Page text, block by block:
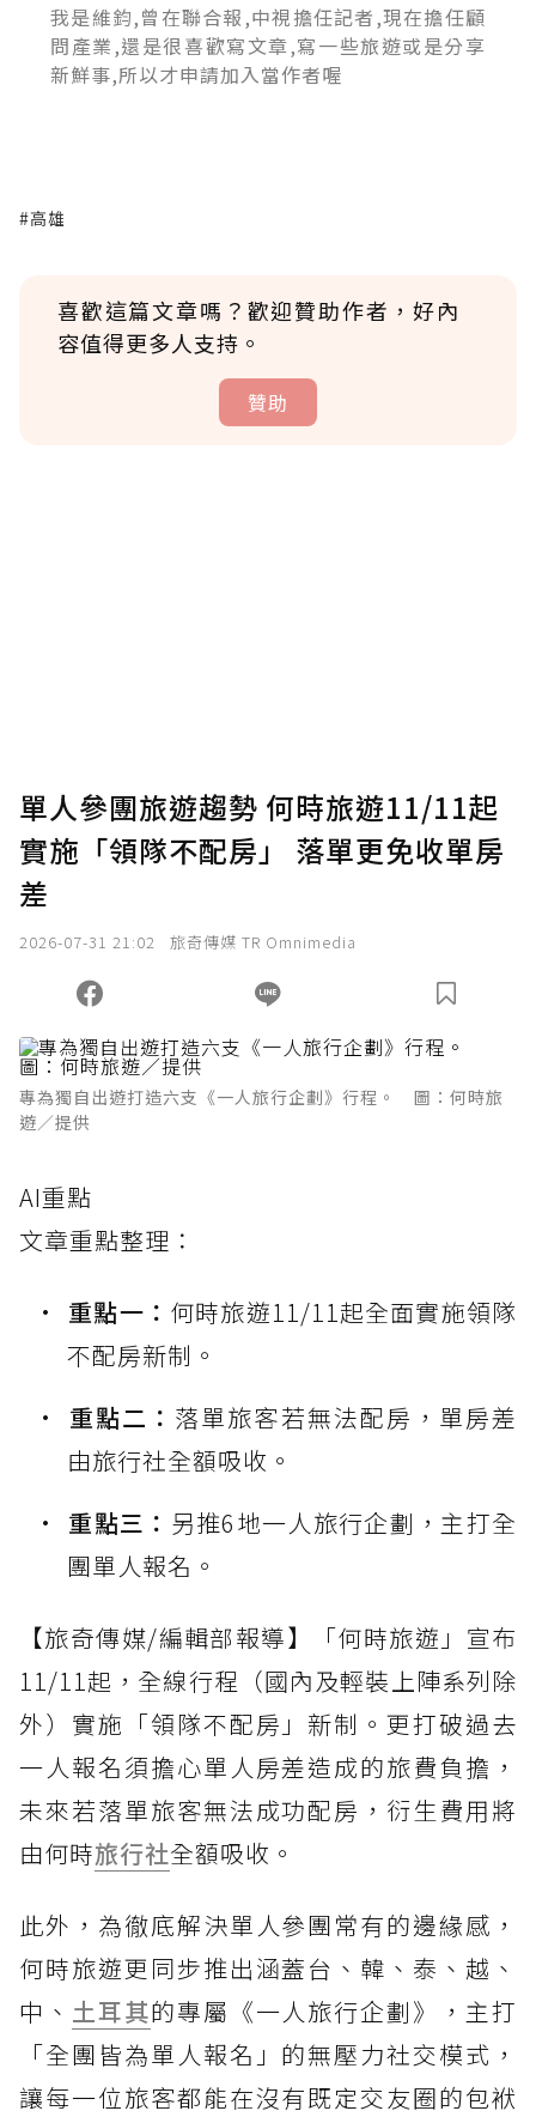
我是維鈞,曾在聯合報,中視擔任記者,現在擔任顧
問產業,還是很喜歡寫文章,寫一些旅遊或是分享
新鮮事,所以才申請加入當作者喔
#高雄
喜歡這篇文章嗎？歡迎贊助作者，好內
容值得更多人支持。
贊助
確認送出
您當前剩餘 U 利點數：0點；前往 購買點數
單人參團旅遊趨勢 何時旅遊11/11起
實施「領隊不配房」 落單更免收單房
差
2026-07-31 21:02 旅奇傳媒 TR Omnimedia
專為獨自出遊打造六支《一人旅行企劃》行程。 圖：何時旅
遊／提供
AI重點
文章重點整理：
重點一： 何時旅遊11/11起全面實施領隊
不配房新制。
重點二： 落單旅客若無法配房，單房差
由旅行社全額吸收。
重點三： 另推6地一人旅行企劃，主打全
團單人報名。
【旅奇傳媒/編輯部報導】「何時旅遊」宣布
11/11起，全線行程（國內及輕裝上陣系列除
外）實施「領隊不配房」新制。更打破過去
一人報名須擔心單人房差造成的旅費負擔，
未來若落單旅客無法成功配房，衍生費用將
由何時旅行社全額吸收。
此外，為徹底解決單人參團常有的邊緣感，
何時旅遊更同步推出涵蓋台、韓、泰、越、
中、 土耳其的專屬《一人旅行企劃》，主打
「全團皆為單人報名」的無壓力社交模式，
讓每一位旅客都能在沒有既定交友圈的包袱